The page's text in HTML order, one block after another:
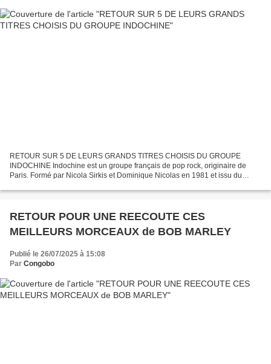
RETOUR SUR 5 DE LEURS GRANDS TITRES CHOISIS DU GROUPE
INDOCHINE Indochine est un groupe français de pop rock, originaire de
Paris. Formé par Nicola Sirkis et Dominique Nicolas en 1981 et issu du
RETOUR POUR UNE REECOUTE CES
MEILLEURS MORCEAUX de BOB MARLEY
Publié le 26/07/2025 à 15:08
Par Congobo